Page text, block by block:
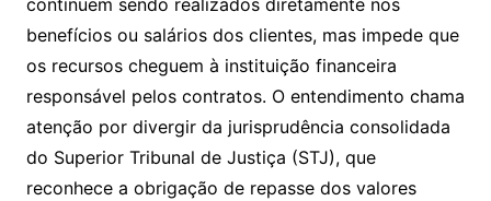
continuem sendo realizados diretamente nos
benefícios ou salários dos clientes, mas impede que
os recursos cheguem à instituição financeira
responsável pelos contratos. O entendimento chama
atenção por divergir da jurisprudência consolidada
do Superior Tribunal de Justiça (STJ), que
reconhece a obrigação de repasse dos valores